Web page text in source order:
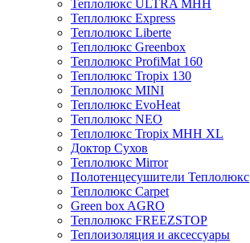
Теплолюкс ULTRA МНН
Теплолюкс Express
Теплолюкс Liberte
Теплолюкс Greenbox
Теплолюкс ProfiMat 160
Теплолюкс Tropix 130
Теплолюкс MINI
Теплолюкс EvoHeat
Теплолюкс NEO
Теплолюкс Tropix МНН XL
Доктор Сухов
Теплолюкс Mirror
Полотенцесушители Теплолюкс
Теплолюкс Carpet
Green box AGRO
Теплолюкс FREEZSTOP
Теплоизоляция и аксессуары